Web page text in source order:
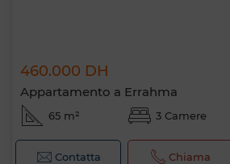
460.000 DH
Appartamento a Errahma
65 m² 3 Camere
Contatta Chiama